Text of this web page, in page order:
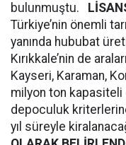
bulunmuştu.
Türkiye’nin önemli
yanında hububat
Kırıkkale’nin de
Kayseri, Karaman,
milyon ton kapasiteli
depoculuk
yıl süreyle